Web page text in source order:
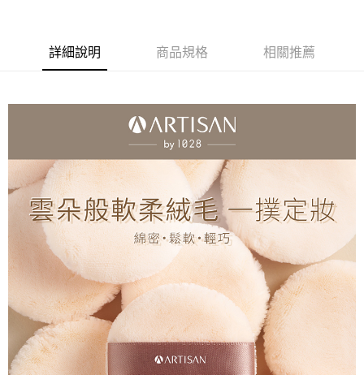
５．嚴禁一人註冊多個帳號或使用他人資訊註冊。若發現惡意使用之情形，
恩沛科技股份有限公司將有權停止該用戶之使用額度並採取法律行動。
每筆NT$80，滿NT$290(含以上)免運費
詳細說明 商品規格 相關推薦